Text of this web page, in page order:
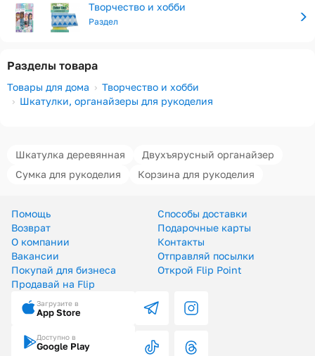
Творчество и хобби
Раздел
Разделы товара
Товары для дома
Творчество и хобби
Шкатулки, органайзеры для рукоделия
Шкатулка деревянная
Двухъярусный органайзер
Сумка для рукоделия
Корзина для рукоделия
Помощь
Способы доставки
Возврат
Подарочные карты
О компании
Контакты
Вакансии
Отправляй посылки
Покупай для бизнеса
Открой Flip Point
Продавай на Flip
Загрузите в
App Store
Доступно в
Google Play